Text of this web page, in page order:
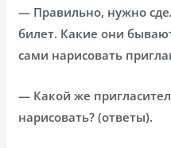
— Правильно, нужно
билет. Какие они
сами нарисовать
— Какой же
нарисовать? (ответы).